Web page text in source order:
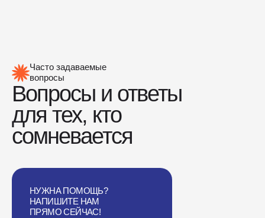
Часто задаваемые
вопросы
Вопросы и ответы
для тех, кто
сомневается
НУЖНА ПОМОЩЬ?
НАПИШИТЕ НАМ
ПРЯМО СЕЙЧАС!